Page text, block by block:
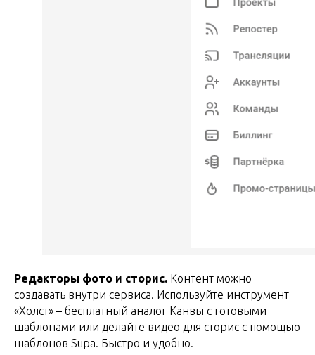
Редакторы фото и сторис. Контент можно
создавать внутри сервиса. Используйте инструмент
«Холст» – бесплатный аналог Канвы с готовыми
шаблонами или делайте видео для сторис с помощью
шаблонов Supa. Быстро и удобно.